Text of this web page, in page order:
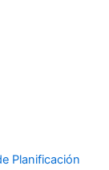
Planificación